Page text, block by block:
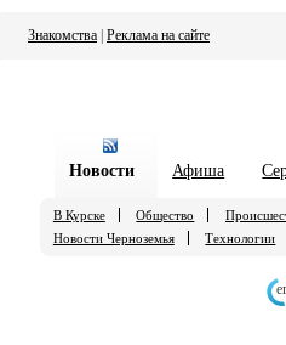
Знакомства Реклама на сайте
Новости Афиша
В Курске Общество
Новости Черноземья
Технологии